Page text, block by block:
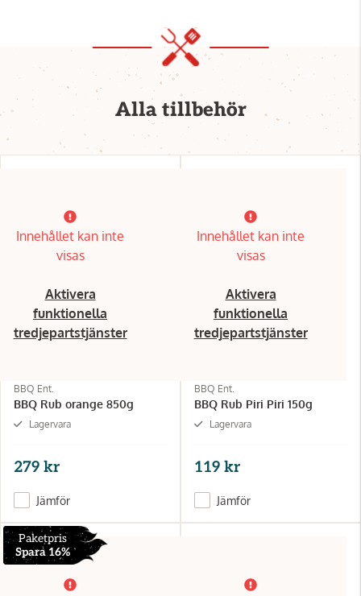
Alla tillbehör
Innehållet kan inte
visas
Aktivera
funktionella
tredjepartstjänster
BBQ Ent.
BBQ Rub orange 850g
Lagervara
279 kr
Jämför
Innehållet kan inte
visas
Aktivera
funktionella
tredjepartstjänster
BBQ Ent.
BBQ Rub Piri Piri 150g
Lagervara
119 kr
Jämför
Paketpris
Spara 16%